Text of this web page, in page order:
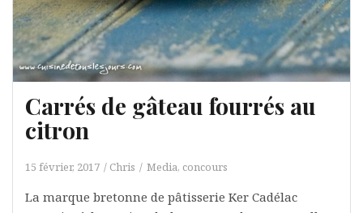
Carrés de gâteau fourrés au
citron
15 février, 2017 Chris Media, concours
La marque bretonne de pâtisserie Ker Cadélac